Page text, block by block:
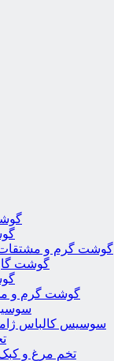
گوشت گرم و
گوشت
گوشت گرم و
سوسیس کالباس
تخم مرغ و